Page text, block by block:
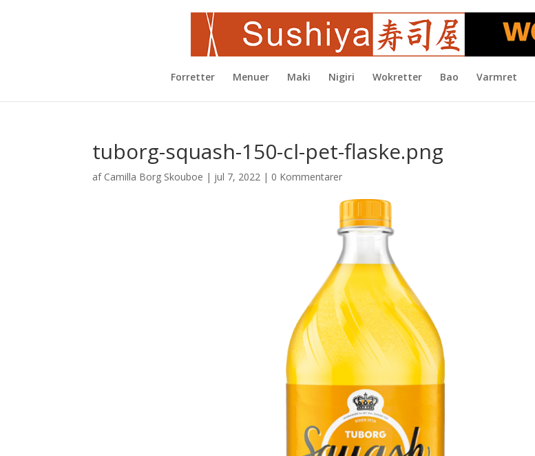
Forretter Menuer Maki Nigiri Wokretter Bao Varmret
tuborg-squash-150-cl-pet-flaske.png
af Camilla Borg Skouboe | jul 7, 2022 | 0 Kommentarer